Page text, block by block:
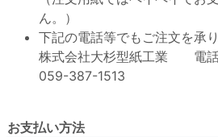
ん。）
下記の電話等でもご注文を承り
株式会社大杉型紙工業 電
059-387-1513
お支払い方法